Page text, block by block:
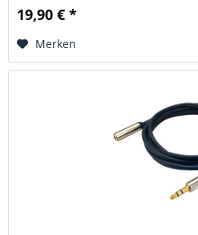
19,90 € *
Merken